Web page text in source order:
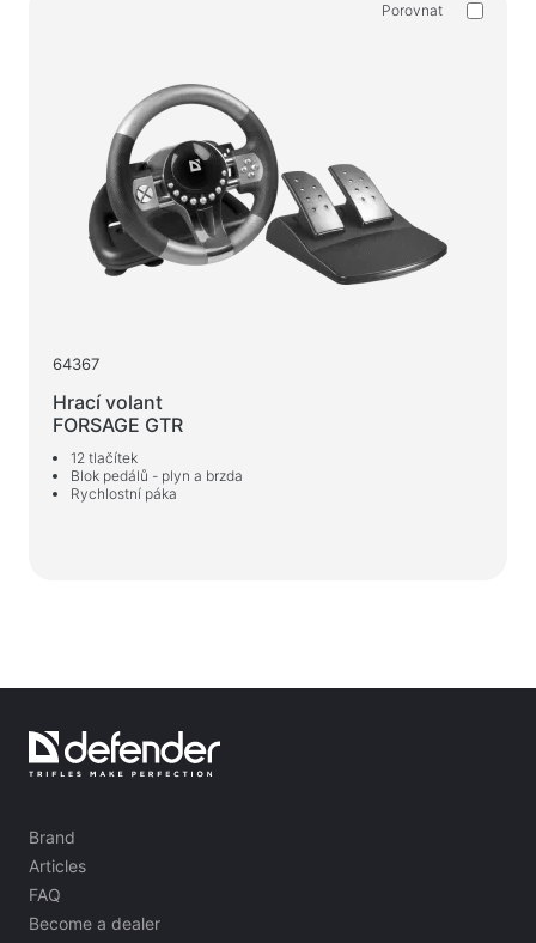
Porovnat
64367
Hrací volant
FORSAGE GTR
12 tlačítek
Blok pedálů - plyn a brzda
Rychlostní páka
Brand
Articles
FAQ
Become a dealer